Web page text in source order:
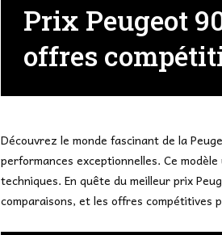
Prix Peugeot
offres
Découvrez le monde fascinant de la
performances exceptionnelles. Ce
techniques. En quête du meilleur prix
comparaisons, et les offres compétitives